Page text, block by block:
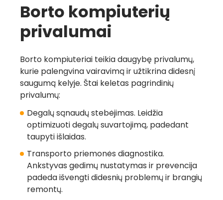
Borto kompiuterių
privalumai
Borto kompiuteriai teikia daugybę privalumų,
kurie palengvina vairavimą ir užtikrina didesnį
saugumą kelyje. Štai keletas pagrindinių
privalumų:
Degalų sąnaudų stebėjimas. Leidžia
optimizuoti degalų suvartojimą, padedant
taupyti išlaidas.
Transporto priemonės diagnostika.
Ankstyvas gedimų nustatymas ir prevencija
padeda išvengti didesnių problemų ir brangių
remontų.